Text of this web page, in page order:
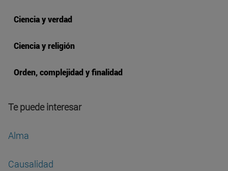
Ciencia y verdad
Ciencia y religión
Orden, complejidad y finalidad
Te puede interesar
Alma
Causalidad